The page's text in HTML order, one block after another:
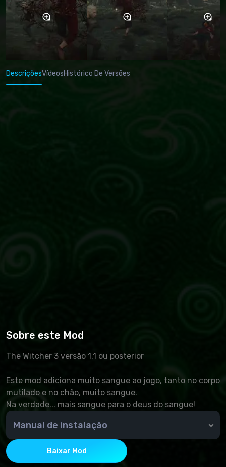
DescriçõesVídeosHistórico De Versões
Sobre este Mod
The Witcher 3 versão 1.1 ou posterior
Este mod adiciona muito sangue ao jogo, tanto no corpo
mutilado e no chão, muito sangue.
Na verdade... mais sangue para o deus do sangue!
Manual de instalação
crie uma pasta "mods" na pasta de jogos (se você
não tiver uma). Em seguida, movemos os arquivos do
arquivo mod para a nova pasta, que pode ser baixada
Baixar Mod